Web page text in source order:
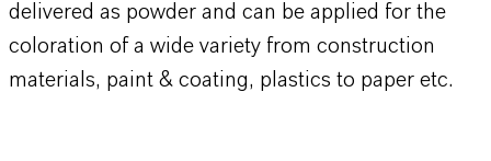
delivered as powder and can be applied for the
coloration of a wide variety from construction
materials, paint & coating, plastics to paper etc.